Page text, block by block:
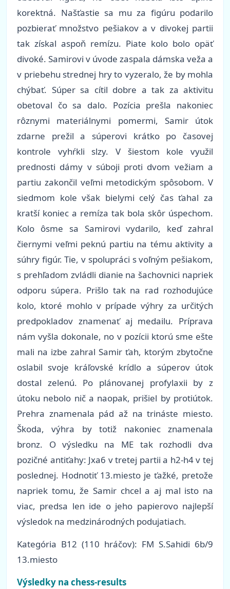
korektná. Našťastie sa mu za figúru podarilo
pozbierať množstvo pešiakov a v divokej partii
tak získal aspoň remízu. Piate kolo bolo opäť
divoké. Samirovi v úvode zaspala dámska veža a
v priebehu strednej hry to vyzeralo, že by mohla
chýbať. Súper sa cítil dobre a tak za aktivitu
obetoval čo sa dalo. Pozícia prešla nakoniec
rôznymi materiálnymi pomermi, Samir útok
zdarne prežil a súperovi krátko po časovej
kontrole vyhŕkli slzy. V šiestom kole využil
prednosti dámy v súboji proti dvom vežiam a
partiu zakončil veľmi metodickým spôsobom. V
siedmom kole však bielymi celý čas ťahal za
kratší koniec a remíza tak bola skôr úspechom.
Kolo ôsme sa Samirovi vydarilo, keď zahral
čiernymi veľmi peknú partiu na tému aktivity a
súhry figúr. Tie, v spolupráci s voľným pešiakom,
s prehľadom zvládli dianie na šachovnici napriek
odporu súpera. Prišlo tak na rad rozhodujúce
kolo, ktoré mohlo v prípade výhry za určitých
predpokladov znamenať aj medailu. Príprava
nám vyšla dokonale, no v pozícii ktorú sme ešte
mali na izbe zahral Samir ťah, ktorým zbytočne
oslabil svoje kráľovské krídlo a súperov útok
dostal zelenú. Po plánovanej profylaxii by z
útoku nebolo nič a naopak, prišiel by protiútok.
Prehra znamenala pád až na trináste miesto.
Škoda, výhra by totiž nakoniec znamenala
bronz. O výsledku na ME tak rozhodli dva
pozičné antiťahy: Jxa6 v tretej partii a h2-h4 v tej
poslednej. Hodnotiť 13.miesto je ťažké, pretože
napriek tomu, že Samir chcel a aj mal isto na
viac, predsa len ide o jeho papierovo najlepší
výsledok na medzinárodných podujatiach.
Kategória B12 (110 hráčov): FM S.Sahidi 6b/9
13.miesto
Výsledky na chess-results